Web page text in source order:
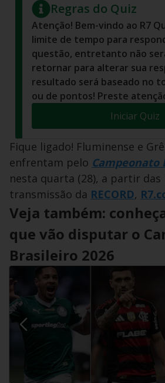
Regras do Quiz
Atenção! Bem-vindo ao R7
limite de tempo para
questão, entretanto não
retornar para alterar sua
resultado será baseado no
ou de pontos! Preste
Iniciar Quiz
Fique ligado! Fluminense e
enfrentam pelo Campeonato
nesta quarta (28), a partir das
transmissão da RECORD,
Veja também:
que vão disputar o
Brasileiro 2026